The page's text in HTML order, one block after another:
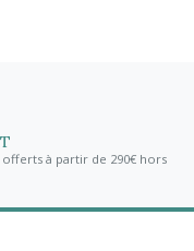
à partir de 290€ hors